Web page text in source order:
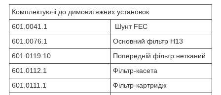
Комплектуючі до димовитяжних установок
601.0041.1
Шунт FEC
601.0076.1
Основний фільтр H13
601.0119.10
Попередній фільтр нетканий
601.0112.1
Фільтр-касета
601.0111.1
Фільтр-картридж